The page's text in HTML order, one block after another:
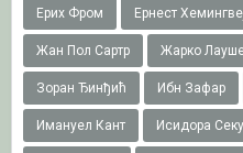
Ерих Фром Ернест
Жан Пол Сартр Жарко
Зоран Ђинђић Ибн Зафар
Имануел Кант Исидора